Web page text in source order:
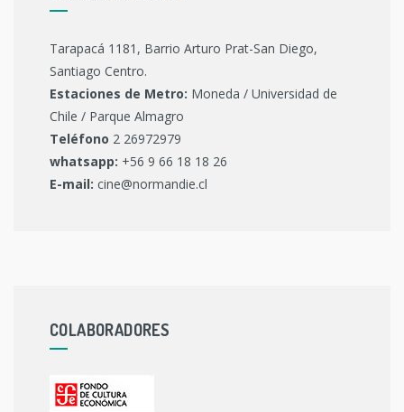
Tarapacá 1181, Barrio Arturo Prat-San Diego,
Santiago Centro.
Estaciones de Metro: Moneda / Universidad de
Chile / Parque Almagro
Teléfono 2 26972979
whatsapp: +56 9 66 18 18 26
E-mail: cine@normandie.cl
COLABORADORES